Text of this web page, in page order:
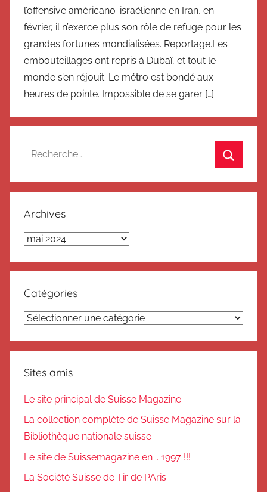
l’offensive américano-israélienne en Iran, en
février, il n’exerce plus son rôle de refuge pour les
grandes fortunes mondialisées. Reportage.Les
embouteillages ont repris à Dubaï, et tout le
monde s’en réjouit. Le métro est bondé aux
heures de pointe. Impossible de se garer […]
Recherche
:
Archives
Archives
Catégories
Catégories
Sites amis
Le site principal de Suisse Magazine
La collection complète de Suisse Magazine sur la
Bibliothèque nationale suisse
Le site de Suissemagazine en .. 1997 !!!
La Société Suisse de Tir de PAris